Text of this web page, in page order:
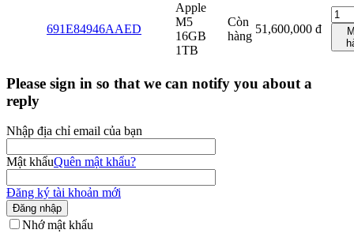
691E84946AAED
Apple
M5
16GB
1TB
Còn
hàng
51,600,000 đ
Please sign in so that we can notify you about a
reply
Nhập địa chỉ email của bạn
Mật khẩuQuên mật khẩu?
Đăng ký tài khoản mới
Đăng nhập
Nhớ mật khẩu